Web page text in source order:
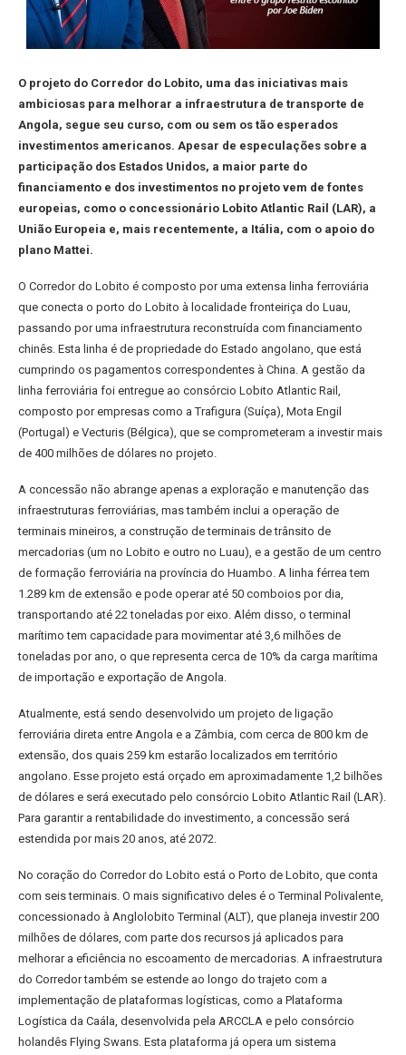
O projeto do Corredor do Lobito, uma das iniciativas mais
ambiciosas para melhorar a infraestrutura de transporte de
Angola, segue seu curso, com ou sem os tão esperados
investimentos americanos. Apesar de especulações sobre a
participação dos Estados Unidos, a maior parte do
financiamento e dos investimentos no projeto vem de fontes
europeias, como o concessionário Lobito Atlantic Rail (LAR), a
União Europeia e, mais recentemente, a Itália, com o apoio do
plano Mattei.
O Corredor do Lobito é composto por uma extensa linha ferroviária
que conecta o porto do Lobito à localidade fronteiriça do Luau,
passando por uma infraestrutura reconstruída com financiamento
chinês. Esta linha é de propriedade do Estado angolano, que está
cumprindo os pagamentos correspondentes à China. A gestão da
linha ferroviária foi entregue ao consórcio Lobito Atlantic Rail,
composto por empresas como a Trafigura (Suíça), Mota Engil
(Portugal) e Vecturis (Bélgica), que se comprometeram a investir mais
de 400 milhões de dólares no projeto.
A concessão não abrange apenas a exploração e manutenção das
infraestruturas ferroviárias, mas também inclui a operação de
terminais mineiros, a construção de terminais de trânsito de
mercadorias (um no Lobito e outro no Luau), e a gestão de um centro
de formação ferroviária na província do Huambo. A linha férrea tem
1.289 km de extensão e pode operar até 50 comboios por dia,
transportando até 22 toneladas por eixo. Além disso, o terminal
marítimo tem capacidade para movimentar até 3,6 milhões de
toneladas por ano, o que representa cerca de 10% da carga marítima
de importação e exportação de Angola.
Atualmente, está sendo desenvolvido um projeto de ligação
ferroviária direta entre Angola e a Zâmbia, com cerca de 800 km de
extensão, dos quais 259 km estarão localizados em território
angolano. Esse projeto está orçado em aproximadamente 1,2 bilhões
de dólares e será executado pelo consórcio Lobito Atlantic Rail (LAR).
Para garantir a rentabilidade do investimento, a concessão será
estendida por mais 20 anos, até 2072.
No coração do Corredor do Lobito está o Porto de Lobito, que conta
com seis terminais. O mais significativo deles é o Terminal Polivalente,
concessionado à Anglolobito Terminal (ALT), que planeja investir 200
milhões de dólares, com parte dos recursos já aplicados para
melhorar a eficiência no escoamento de mercadorias. A infraestrutura
do Corredor também se estende ao longo do trajeto com a
implementação de plataformas logísticas, como a Plataforma
Logística da Caála, desenvolvida pela ARCCLA e pelo consórcio
holandês Flying Swans. Esta plataforma já opera um sistema